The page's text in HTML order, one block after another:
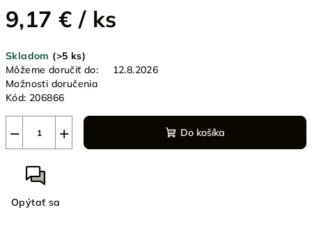
9,17 € / ks
cena:
Skladom (>5 ks)
Môžeme doručiť do:
12.8.2026
Možnosti doručenia
Kód: 206866
+
− Do košíka
Opýtať sa